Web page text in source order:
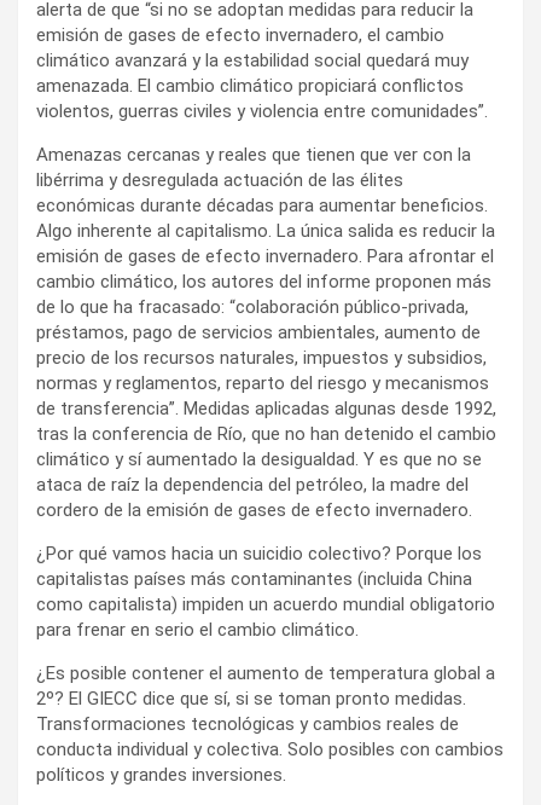
alerta de que “si no se adoptan medidas para reducir la
emisión de gases de efecto invernadero, el cambio
climático avanzará y la estabilidad social quedará muy
amenazada. El cambio climático propiciará conflictos
violentos, guerras civiles y violencia entre comunidades”.
Amenazas cercanas y reales que tienen que ver con la
libérrima y desregulada actuación de las élites
económicas durante décadas para aumentar beneficios.
Algo inherente al capitalismo. La única salida es reducir la
emisión de gases de efecto invernadero. Para afrontar el
cambio climático, los autores del informe proponen más
de lo que ha fracasado: “colaboración público-privada,
préstamos, pago de servicios ambientales, aumento de
precio de los recursos naturales, impuestos y subsidios,
normas y reglamentos, reparto del riesgo y mecanismos
de transferencia”. Medidas aplicadas algunas desde 1992,
tras la conferencia de Río, que no han detenido el cambio
climático y sí aumentado la desigualdad. Y es que no se
ataca de raíz la dependencia del petróleo, la madre del
cordero de la emisión de gases de efecto invernadero.
¿Por qué vamos hacia un suicidio colectivo? Porque los
capitalistas países más contaminantes (incluida China
como capitalista) impiden un acuerdo mundial obligatorio
para frenar en serio el cambio climático.
¿Es posible contener el aumento de temperatura global a
2º? El GIECC dice que sí, si se toman pronto medidas.
Transformaciones tecnológicas y cambios reales de
conducta individual y colectiva. Solo posibles con cambios
políticos y grandes inversiones.